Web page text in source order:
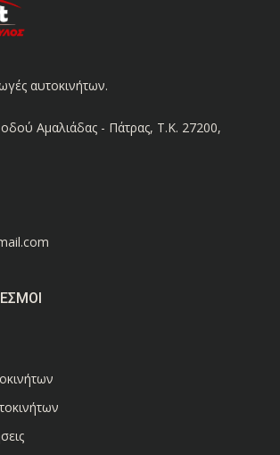
αυτοκινήτων.
Αμαλιάδας - Πάτρας, Τ.Κ. 27200,